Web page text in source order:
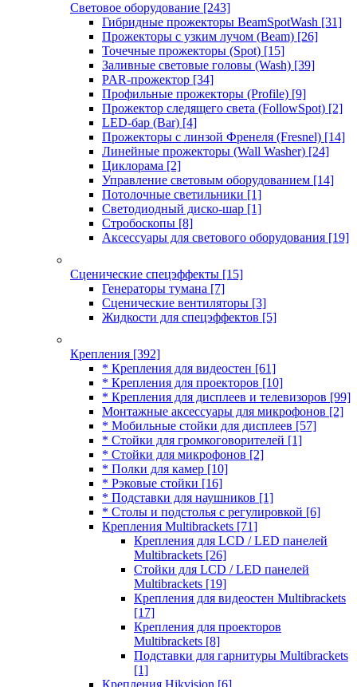
Световое оборудование [243]
Гибридные прожекторы BeamSpotWash [31]
Прожекторы с узким лучом (Beam) [26]
Точечные прожекторы (Spot) [15]
Заливные световые головы (Wash) [39]
PAR-прожектор [34]
Профильные прожекторы (Profile) [9]
Прожектор следящего света (FollowSpot) [2]
LED-бар (Bar) [4]
Прожекторы с линзой Френеля (Fresnel) [14]
Линейные прожекторы (Wall Washer) [24]
Циклорама [2]
Управление световым оборудованием [14]
Потолочные светильники [1]
Светодиодный диско-шар [1]
Стробоскопы [8]
Аксессуары для светового оборудования [19]
Сценические спецэффекты [15]
Генераторы тумана [7]
Сценические вентиляторы [3]
Жидкости для спецэффектов [5]
Крепления [392]
* Крепления для видеостен [61]
* Крепления для проекторов [10]
* Крепления для дисплеев и телевизоров [99]
Монтажные аксессуары для микрофонов [2]
* Мобильные стойки для дисплеев [57]
* Стойки для громкоговорителей [1]
* Стойки для микрофонов [2]
* Полки для камер [10]
* Рэковые стойки [16]
* Подставки для наушников [1]
* Столы и подстолья с регулировкой [6]
Крепления Multibrackets [71]
Крепления для LCD / LED панелей
Multibrackets [26]
Стойки для LCD / LED панелей
Multibrackets [19]
Крепления для видеостен Multibrackets
[17]
Крепления для проекторов
Multibrackets [8]
Подставки для гарнитуры Multibrackets
[1]
Крепления Hikvision [6]